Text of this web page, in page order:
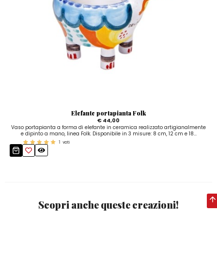
Elefante portapianta Folk
€ 44,00
Vaso portapianta a forma di elefante in ceramica realizzato artigianalmente
e dipinto a mano, linea Folk. Disponibile in 3 misure: 8 cm, 12 cm e 18...
1 voti
Scopri anche queste creazioni!